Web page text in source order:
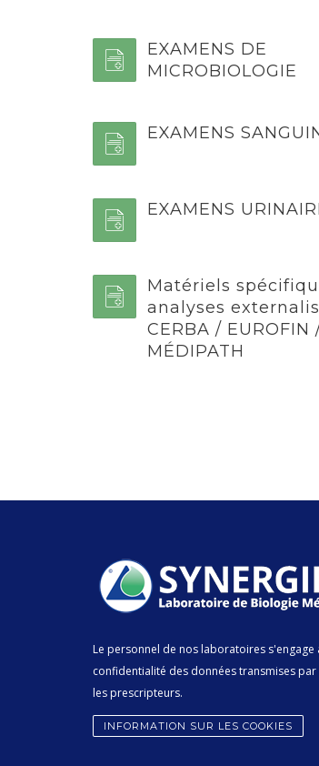
EXAMENS DE
MICROBIOLOGIE
EXAMENS
EXAMENS
Matériels
analyses
CERBA / EUROFIN
MÉDIPATH
Le personnel de nos laboratoires s'engage
confidentialité des données transmises
les prescripteurs.
INFORMATION SUR LES COOKIES